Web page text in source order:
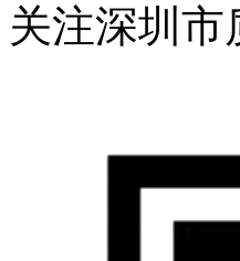
关注深圳市